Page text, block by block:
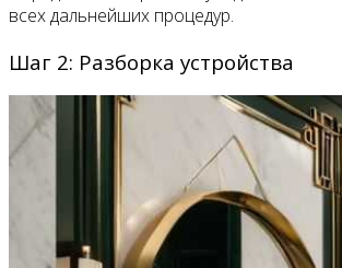
всех дальнейших процедур.
Шаг 2: Разборка устройства